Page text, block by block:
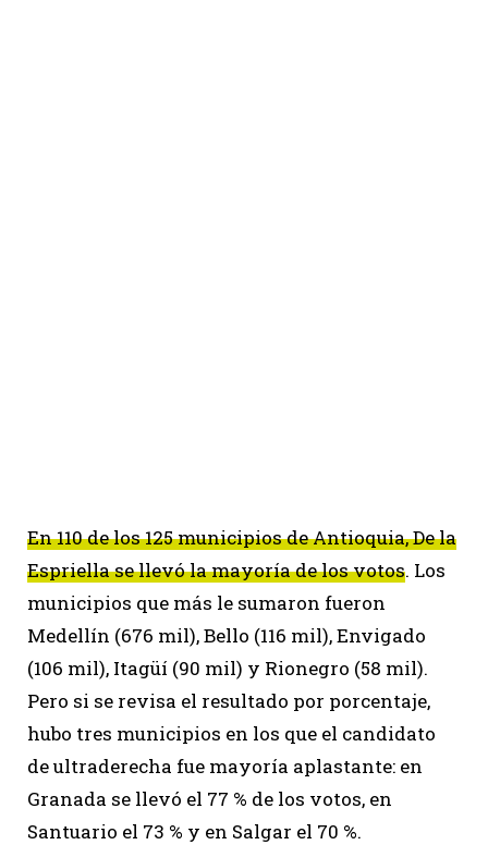
En 110 de los 125 municipios de Antioquia, De la
Espriella se llevó la mayoría de los votos. Los
municipios que más le sumaron fueron
Medellín (676 mil), Bello (116 mil), Envigado
(106 mil), Itagüí (90 mil) y Rionegro (58 mil).
Pero si se revisa el resultado por porcentaje,
hubo tres municipios en los que el candidato
de ultraderecha fue mayoría aplastante: en
Granada se llevó el 77 % de los votos, en
Santuario el 73 % y en Salgar el 70 %.